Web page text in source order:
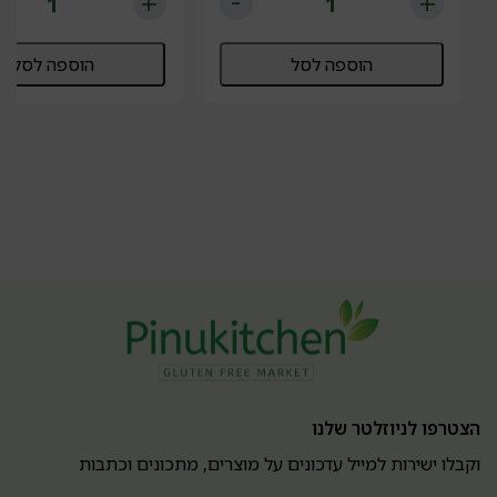
הוספה לסל הוספה לסל
הצטרפו לניוזלטר שלנו
וקבלו ישירות למייל עדכונים על מוצרים, מתכונים וכתבות